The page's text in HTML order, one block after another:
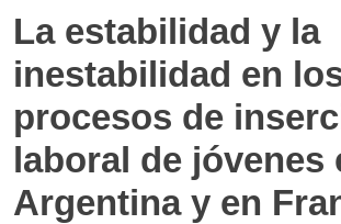
La estabilidad y la
inestabilidad en
procesos de
laboral de jóvenes
Argentina y en